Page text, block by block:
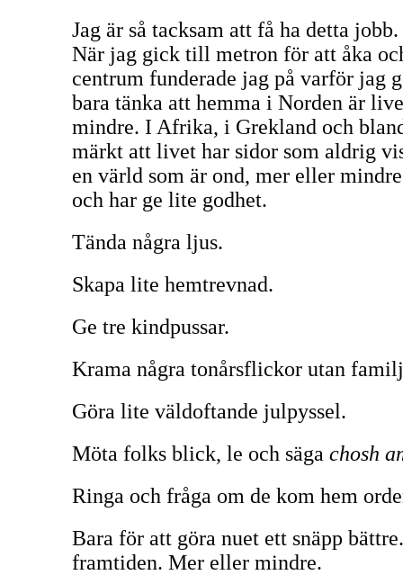
Jag är så tacksam att få ha detta
När jag gick till metron för att åka
centrum funderade jag på varför jag
bara tänka att hemma i Norden är
mindre. I Afrika, i Grekland och
märkt att livet har sidor som aldrig
en värld som är ond, mer eller
och har ge lite godhet.
Tända några ljus.
Skapa lite hemtrevnad.
Ge tre kindpussar.
Krama några tonårsflickor utan
Göra lite väldoftande julpyssel.
Möta folks blick, le och säga chosh
Ringa och fråga om de kom hem
Bara för att göra nuet ett snäpp
framtiden. Mer eller mindre.